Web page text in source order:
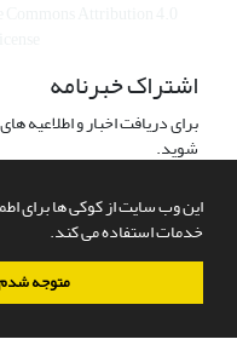
این وب سایت از کوکی ها برای
خدمات استفاده می کند.
متوجه
اشتراک خبرنامه
برای دریافت اخبار و اطلاعیه
شوید.
سامانه مدیریت نشریات علمی.